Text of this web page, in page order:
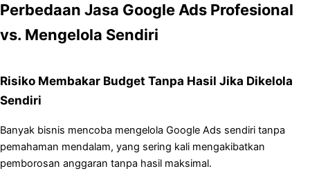
Perbedaan Jasa Google Ads Profesional
vs. Mengelola Sendiri
Risiko Membakar Budget Tanpa Hasil Jika Dikelola
Sendiri
Banyak bisnis mencoba mengelola Google Ads sendiri tanpa
pemahaman mendalam, yang sering kali mengakibatkan
pemborosan anggaran tanpa hasil maksimal.